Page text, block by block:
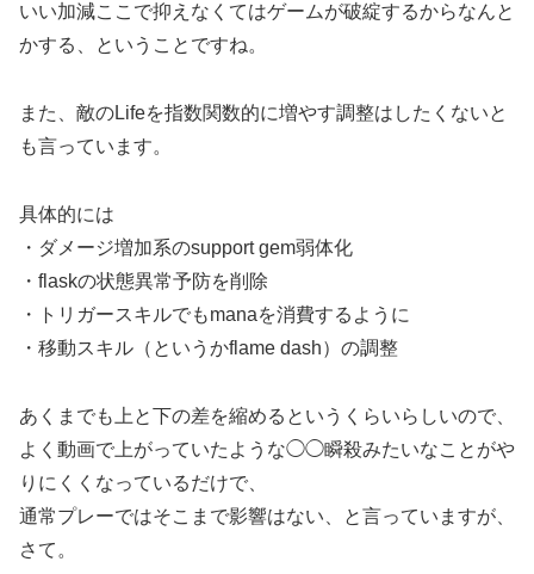
いい加減ここで抑えなくてはゲームが破綻するからなんと
かする、ということですね。
また、敵のLifeを指数関数的に増やす調整はしたくないと
も言っています。
具体的には
・ダメージ増加系のsupport gem弱体化
・flaskの状態異常予防を削除
・トリガースキルでもmanaを消費するように
・移動スキル（というかflame dash）の調整
あくまでも上と下の差を縮めるというくらいらしいので、
よく動画で上がっていたような◯◯瞬殺みたいなことがや
りにくくなっているだけで、
通常プレーではそこまで影響はない、と言っていますが、
さて。